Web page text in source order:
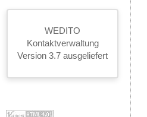
WEDITO
Kontaktverwaltung
Version 3.7 ausgeliefert